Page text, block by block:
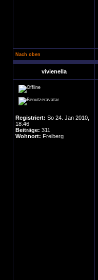
Nach oben
vivienella
Registriert: So 24. Jan 2010,
18:46
Beiträge: 311
Wohnort: Freiberg